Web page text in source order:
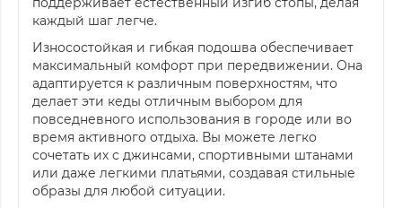
каждый шаг легче.
Износостойкая и гибкая подошва обеспечивает
максимальный комфорт при передвижении. Она
адаптируется к различным поверхностям, что
делает эти кеды отличным выбором для
повседневного использования в городе или во
время активного отдыха. Вы можете легко
сочетать их с джинсами, спортивными штанами
или даже легкими платьями, создавая стильные
образы для любой ситуации.